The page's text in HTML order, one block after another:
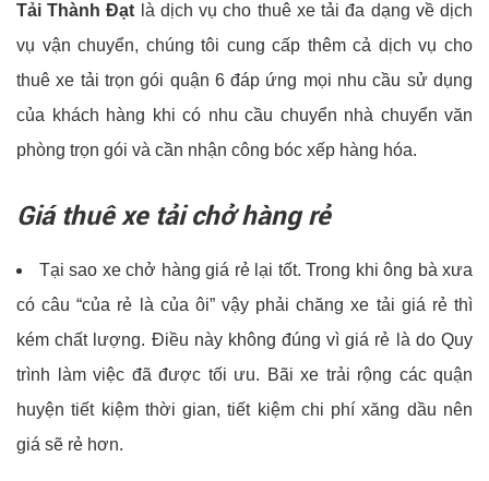
Tải Thành Đạt là dịch vụ cho thuê xe tải đa dạng về dịch
vụ vận chuyển, chúng tôi cung cấp thêm cả dịch vụ cho
thuê xe tải trọn gói quận 6 đáp ứng mọi nhu cầu sử dụng
của khách hàng khi có nhu cầu chuyển nhà chuyển văn
phòng trọn gói và cần nhận công bóc xếp hàng hóa.
Giá thuê xe tải chở hàng rẻ
Tại sao xe chở hàng giá rẻ lại tốt. Trong khi ông bà xưa
có câu “của rẻ là của ôi” vậy phải chăng xe tải giá rẻ thì
kém chất lượng. Điều này không đúng vì giá rẻ là do Quy
trình làm việc đã được tối ưu. Bãi xe trải rộng các quận
huyện tiết kiệm thời gian, tiết kiệm chi phí xăng dầu nên
giá sẽ rẻ hơn.